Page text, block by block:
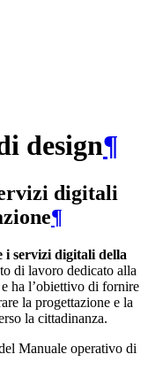
design¶
digitali
¶
i servizi digitali della
di lavoro dedicato alla
ha l’obiettivo di fornire
la progettazione e la
la cittadinanza.
Manuale operativo di